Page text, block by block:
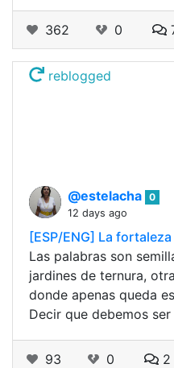
362 0
reblogged
@estelacha 0
12 days ago
[ESP/ENG] La
Las palabras son
jardines de ternura,
donde apenas queda
Decir que debemos
93 0 2